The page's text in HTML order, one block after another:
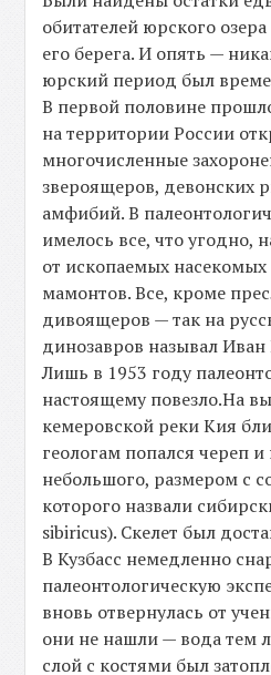
обитателей юрского
его берега. И опять —
юрский период был
В первой половине
на территории России
многочисленные
звероящеров, девонских
амфибий. В
имелось все, что угодно,
от ископаемых
мамонтов. Все, кроме
дивоящеров — так на
динозавров называл
Лишь в 1953 году
настоящему повезло.На
кемеровской реки Кия
геологам попался череп
небольшого, размером с
которого назвали
sibiricus). Скелет был
В Кузбасс немедленно
палеонтологическую
вновь отвернулась от
они не нашли — вода тем
слой с костями был